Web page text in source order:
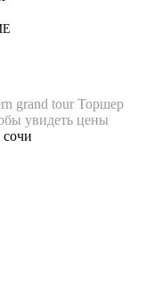
Торшер
увидеть цены